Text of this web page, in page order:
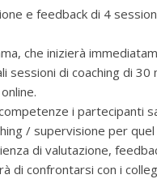
e feedback di 4
che inizierà
di coaching di 30
i partecipanti
/ supervisione per quel
di valutazione,
di confrontarsi con i